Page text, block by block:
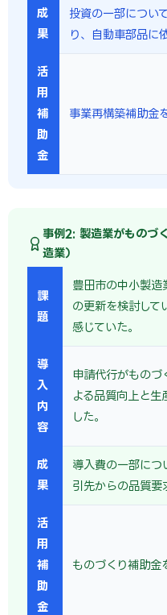
成
果
投資の一部につい
り、自動車部品に
活
用
補
助
金
事業再構築補助金
事例2: 製造業がものづ
造業）
課
題
豊田市の中小製造
の更新を検討して
感じていた。
導
入
内
容
申請代行がものづ
よる品質向上と生
した。
成
果
導入費の一部につ
引先からの品質要
活
用
補
助
金
ものづくり補助金